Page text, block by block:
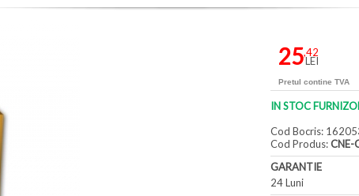
25,42
LEI
Pretul contine TVA
IN STOC
Cod Bocris:
Cod Produs:CNE-
GARANTIE
24 Luni